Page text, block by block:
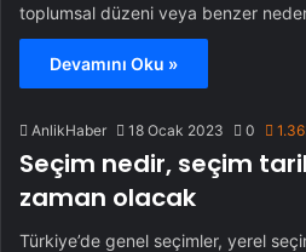
toplumsal düzeni veya benzer
Devamını Oku »
AnlikHaber 18 Ocak 2023 0
Seçim nedir, seçim
zaman olacak
Türkiye’de genel seçimler, yerel